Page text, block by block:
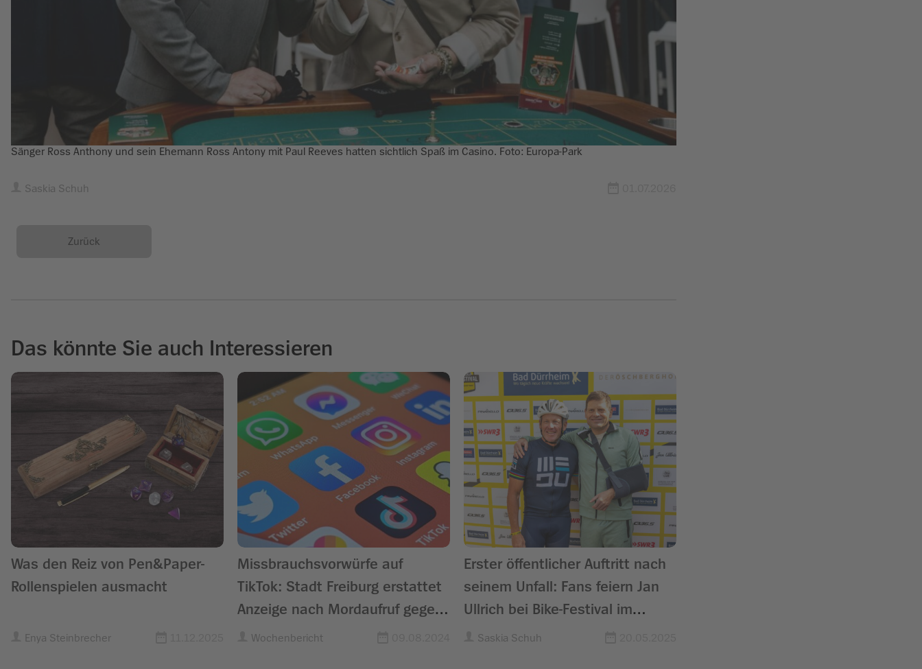
Sänger Ross Anthony und sein Ehemann Ross Antony mit Paul Reeves hatten sichtlich Spaß im Casino. Foto: Europa-Park
Saskia Schuh
Zurück
Das könnte Sie auch Interessieren
Was den Reiz von Pen&Paper-
Rollenspielen ausmacht
Enya Steinbrecher
Missbrauchsvorwürfe auf
TikTok: Stadt Freiburg erstattet
Anzeige nach Mordaufruf gegen
Kita-Leitung
Wochenbericht
Erster öffentlicher Auftritt nach
seinem Unfall: Fans feiern Jan
Ullrich bei Bike-Festival im
Schwarzwald
Saskia Schuh